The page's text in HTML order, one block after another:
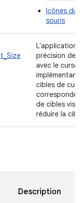
Icônes du
souris
L'application
précision des
avec le
implémentant
cibles de
de cibles
réduire la
Description